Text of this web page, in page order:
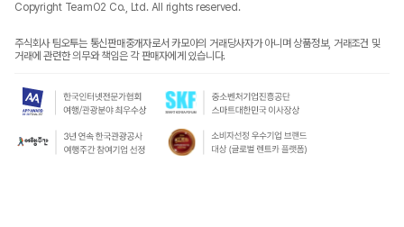
Copyright TeamO2 Co., Ltd. All rights reserved.
주식회사 팀오투는 통신판매중개자로서 카모아의 거래당사자가 아니며 상품정보, 거래조건 및
거래에 관련한 의무와 책임은 각 판매자에게 있습니다.